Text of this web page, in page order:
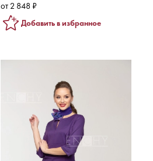
от 2 848 ₽
Добавить в избранное